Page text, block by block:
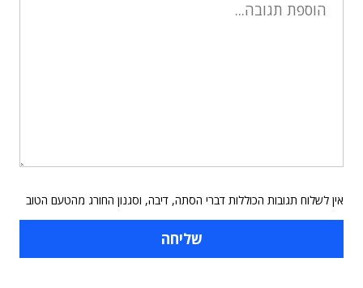
אין לשלוח תגובות הכוללות דברי הסתה, דיבה, וסגנון החורג מהטעם הטוב